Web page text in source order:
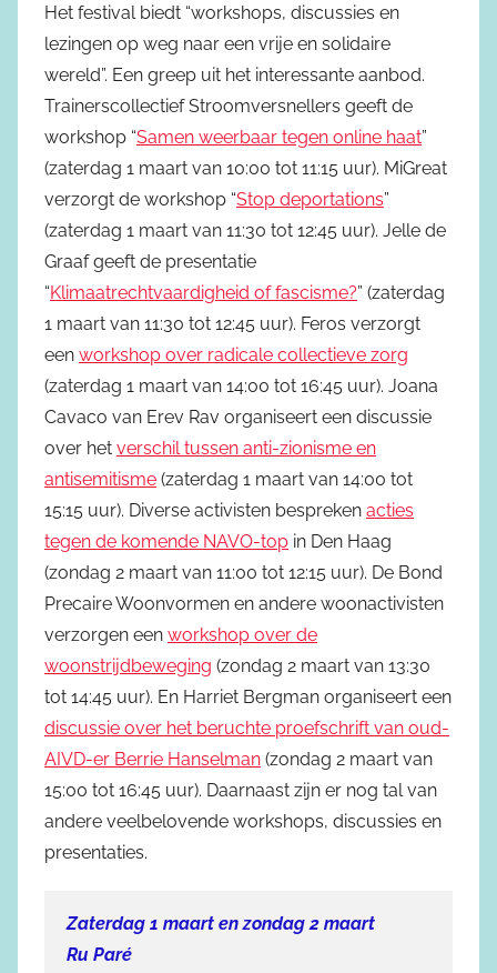
Het festival biedt “workshops, discussies en
lezingen op weg naar een vrije en solidaire
wereld”. Een greep uit het interessante aanbod.
Trainerscollectief Stroomversnellers geeft de
workshop “Samen weerbaar tegen online haat”
(zaterdag 1 maart van 10:00 tot 11:15 uur). MiGreat
verzorgt de workshop “Stop deportations”
(zaterdag 1 maart van 11:30 tot 12:45 uur). Jelle de
Graaf geeft de presentatie
“Klimaatrechtvaardigheid of fascisme?” (zaterdag
1 maart van 11:30 tot 12:45 uur). Feros verzorgt
een workshop over radicale collectieve zorg
(zaterdag 1 maart van 14:00 tot 16:45 uur). Joana
Cavaco van Erev Rav organiseert een discussie
over het verschil tussen anti-zionisme en
antisemitisme (zaterdag 1 maart van 14:00 tot
15:15 uur). Diverse activisten bespreken acties
tegen de komende NAVO-top in Den Haag
(zondag 2 maart van 11:00 tot 12:15 uur). De Bond
Precaire Woonvormen en andere woonactivisten
verzorgen een workshop over de
woonstrijdbeweging (zondag 2 maart van 13:30
tot 14:45 uur). En Harriet Bergman organiseert een
discussie over het beruchte proefschrift van oud-
AIVD-er Berrie Hanselman (zondag 2 maart van
15:00 tot 16:45 uur). Daarnaast zijn er nog tal van
andere veelbelovende workshops, discussies en
presentaties.
Zaterdag 1 maart en zondag 2 maart
Ru Paré